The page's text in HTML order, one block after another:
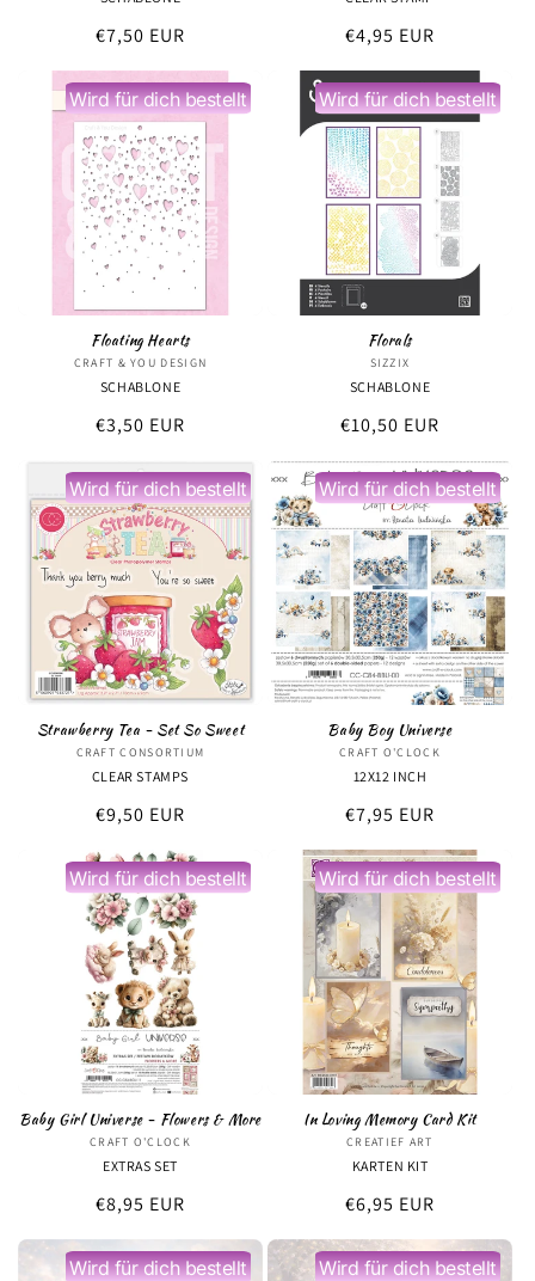
Normaler
Preis
€7,50 EUR
Normaler
Preis
€4,95 EUR
Wird für dich bestellt
Floating Hearts
Anbieter:
CRAFT & YOU DESIGN
SCHABLONE
Normaler
€3,50 EUR
Wird für dich bestellt
Florals
Anbieter:
SIZZIX
SCHABLONE
Normaler
€10,50 EUR
Wird für dich bestellt
Strawberry Tea - Set So Sweet
Anbieter:
CRAFT CONSORTIUM
CLEAR STAMPS
Normaler
€9,50 EUR
Wird für dich bestellt
Baby Boy Universe
Anbieter:
CRAFT O'CLOCK
12X12 INCH
Normaler
Preis
€7,95 EUR
Wird für dich bestellt
Baby Girl Universe - Flowers & More
Anbieter:
CRAFT O'CLOCK
EXTRAS SET
Normaler
Preis
€8,95 EUR
Wird für dich bestellt
In Loving Memory Card Kit
Anbieter:
CREATIEF ART
KARTEN KIT
Normaler
Preis
€6,95 EUR
Wird für dich bestellt Wird für dich bestellt